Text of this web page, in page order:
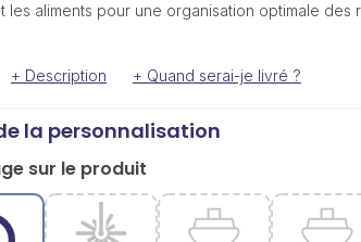
les aliments pour une organisation optimale des
+ Description + Quand serai-je livré ?
la personnalisation
sur le produit